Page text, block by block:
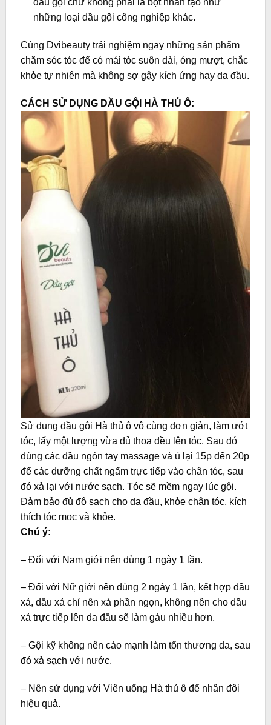
dầu gội chứ không phải là bọt nhân tạo như
những loại dầu gội công nghiệp khác.
Cùng Dvibeauty trải nghiệm ngay những sản phẩm
chăm sóc tóc để có mái tóc suôn dài, óng mượt, chắc
khỏe tự nhiên mà không sợ gậy kích ứng hay da đầu.
CÁCH SỬ DỤNG DẦU GỘI HÀ THỦ Ô:
Sử dụng dầu gội Hà thủ ô vô cùng đơn giản, làm ướt
tóc, lấy một lượng vừa đủ thoa đều lên tóc. Sau đó
dùng các đầu ngón tay massage và ủ lại 15p đến 20p
để các dưỡng chất ngấm trực tiếp vào chân tóc, sau
đó xả lại với nước sạch. Tóc sẽ mềm ngay lúc gội.
Đảm bảo đủ độ sạch cho da đầu, khỏe chân tóc, kích
thích tóc mọc và khỏe.
Chú ý:
– Đối với Nam giới nên dùng 1 ngày 1 lần.
– Đối với Nữ giới nên dùng 2 ngày 1 lần, kết hợp dầu
xả, dầu xả chỉ nên xả phần ngọn, không nên cho dầu
xả trực tiếp lên da đầu sẽ làm gàu nhiều hơn.
– Gội kỹ không nên cào mạnh làm tổn thương da, sau
đó xả sạch với nước.
– Nên sử dụng với Viên uống Hà thủ ô để nhân đôi
hiệu quả.